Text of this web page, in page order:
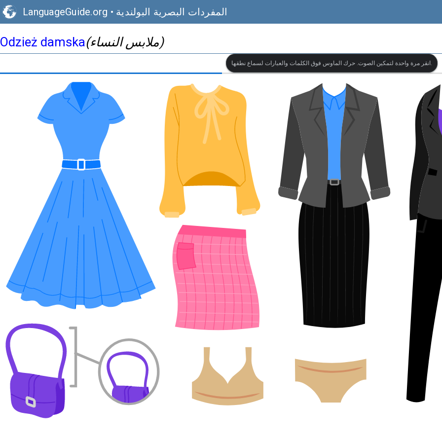
LanguageGuide.org • المفردات البصرية البولندية
Odzież damska (ملابس النساء)
انقر مرة واحدة لتمكين الصوت. حرك الماوس فوق الكلمات والعبارات لسماع نطقها.